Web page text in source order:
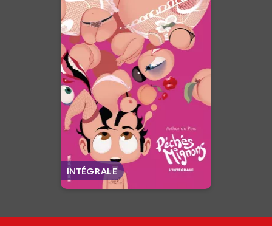
INTÉGRALE
Péchés Mignons -
Intégrale
Date de parution :
03/11/2021
L'intégrale de la série culte et
sexy par l'auteur de
Zombillénium.
En voir +